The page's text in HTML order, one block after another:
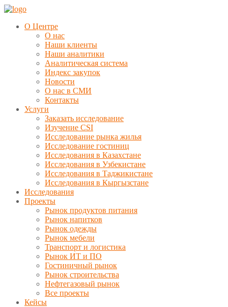
О Центре
О нас
Наши клиенты
Наши аналитики
Аналитическая система
Индекс закупок
Новости
О нас в СМИ
Контакты
Услуги
Заказать исследование
Изучение CSI
Исследование рынка жилья
Исследование гостиниц
Исследования в Казахстане
Исследования в Узбекистане
Исследования в Таджикистане
Исследования в Кыргызстане
Исследования
Проекты
Рынок продуктов питания
Рынок напитков
Рынок одежды
Рынок мебели
Транспорт и логистика
Рынок ИТ и ПО
Гостиничный рынок
Рынок строительства
Нефтегазовый рынок
Все проекты
Кейсы